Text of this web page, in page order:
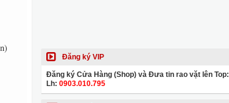
Đăng ký VIP
Đăng ký Cửa Hàng (Shop) và Đưa tin rao vặt lên Top:
Lh: 0903.010.795